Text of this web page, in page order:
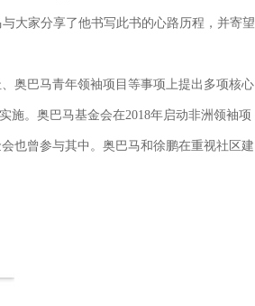
大家分享了他书写此书的心路历程，并寄望
奥巴马青年领袖项目等事项上提出多项核心
施。奥巴马基金会在2018年启动非洲领袖项
也曾参与其中。奥巴马和徐鹏在重视社区建